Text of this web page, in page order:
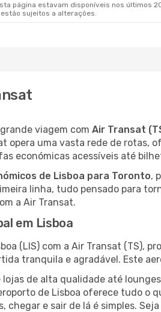
página estavam disponíveis nos últimos
sujeitos a alterações.
viagem com Air Transat
opera uma vasta rede de rotas,
económicas acessíveis até
de Lisboa para Toronto,
linha, tudo pensado para
a Air Transat.
em Lisboa
(LIS) com a Air Transat (TS),
tranquila e agradável. Este
lojas de alta qualidade até
de Lisboa oferece tudo o
chegar e sair de lá é simples.